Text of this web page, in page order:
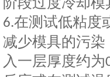
6.在测试低粘度
减少模具的污
入一层厚度约为